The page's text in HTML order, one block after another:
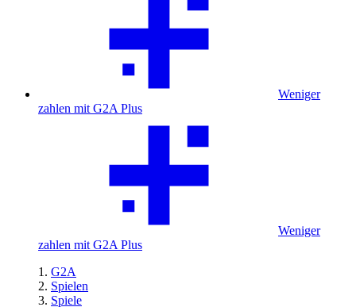
Weniger
zahlen mit G2A Plus
Weniger
zahlen mit G2A Plus
G2A
Spielen
Spiele